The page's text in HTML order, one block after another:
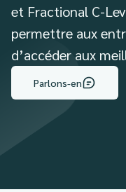
et Fractional C-
permettre aux
d’accéder aux
Parlons-en